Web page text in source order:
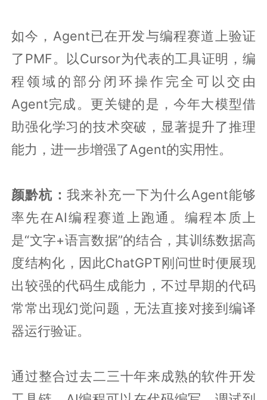
如今，Agent已在开发与编程赛道上验证
了PMF。以Cursor为代表的工具证明，编
程领域的部分闭环操作完全可以交由
Agent完成。更关键的是，今年大模型借
助强化学习的技术突破，显著提升了推理
能力，进一步增强了Agent的实用性。
颜黔杭： 我来补充一下为什么Agent能够
率先在AI编程赛道上跑通。编程本质上
是“文字+语言数据”的结合，其训练数据高
度结构化，因此ChatGPT刚问世时便展现
出较强的代码生成能力，不过早期的代码
常常出现幻觉问题，无法直接对接到编译
器运行验证。
通过整合过去二三十年来成熟的软件开发